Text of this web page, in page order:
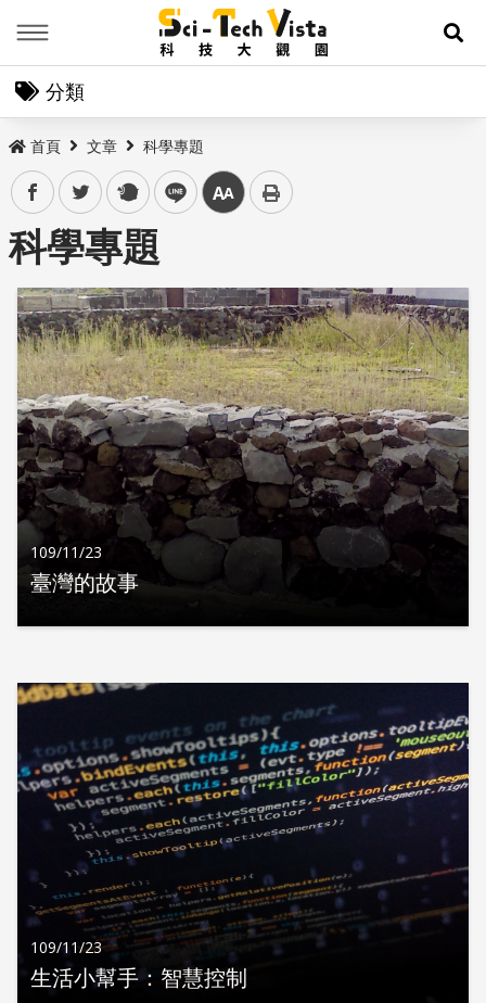
展
分類
首頁 文章 科學專題
facebooktwitter plurk line 中
科學專題
109/11/23
臺灣的故事
109/11/23
生活小幫手：智慧控制